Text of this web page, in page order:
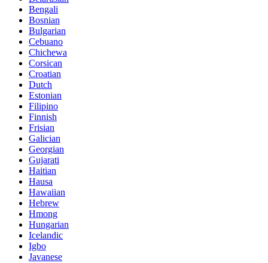
Bengali
Bosnian
Bulgarian
Cebuano
Chichewa
Corsican
Croatian
Dutch
Estonian
Filipino
Finnish
Frisian
Galician
Georgian
Gujarati
Haitian
Hausa
Hawaiian
Hebrew
Hmong
Hungarian
Icelandic
Igbo
Javanese